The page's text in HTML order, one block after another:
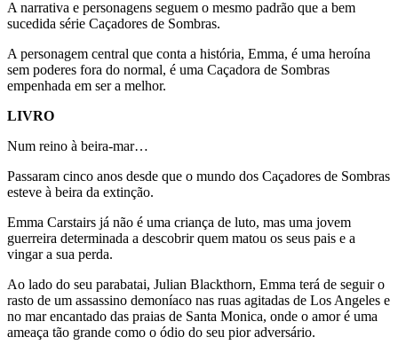
A narrativa e personagens seguem o mesmo padrão que a bem
sucedida série Caçadores de Sombras.
A personagem central que conta a história, Emma, é uma heroína
sem poderes fora do normal, é uma Caçadora de Sombras
empenhada em ser a melhor.
LIVRO
Num reino à beira-mar…
Passaram cinco anos desde que o mundo dos Caçadores de Sombras
esteve à beira da extinção.
Emma Carstairs já não é uma criança de luto, mas uma jovem
guerreira determinada a descobrir quem matou os seus pais e a
vingar a sua perda.
Ao lado do seu parabatai, Julian Blackthorn, Emma terá de seguir o
rasto de um assassino demoníaco nas ruas agitadas de Los Angeles e
no mar encantado das praias de Santa Monica, onde o amor é uma
ameaça tão grande como o ódio do seu pior adversário.